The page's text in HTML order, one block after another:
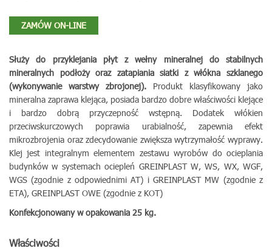
ZAMÓW ON-LINE
Służy do przyklejania płyt z wełny mineralnej do stabilnych
mineralnych podłoży oraz zatapiania siatki z włókna szklanego
(wykonywanie warstwy zbrojonej). Produkt klasyfikowany jako
mineralna zaprawa klejąca, posiada bardzo dobre właściwości klejące
i bardzo dobrą przyczepność wstępną. Dodatek włókien
przeciwskurczowych poprawia urabialność, zapewnia efekt
mikrozbrojenia oraz zdecydowanie zwiększa wytrzymałość wyprawy.
Klej jest integralnym elementem zestawu wyrobów do ocieplania
budynków w systemach ociepleń GREINPLAST W, WS, WX, WGF,
WGS (zgodnie z odpowiednimi AT) i GREINPLAST MW (zgodnie z
ETA), GREINPLAST OWE (zgodnie z KOT)
Konfekcjonowany w opakowania 25 kg.
Właściwości